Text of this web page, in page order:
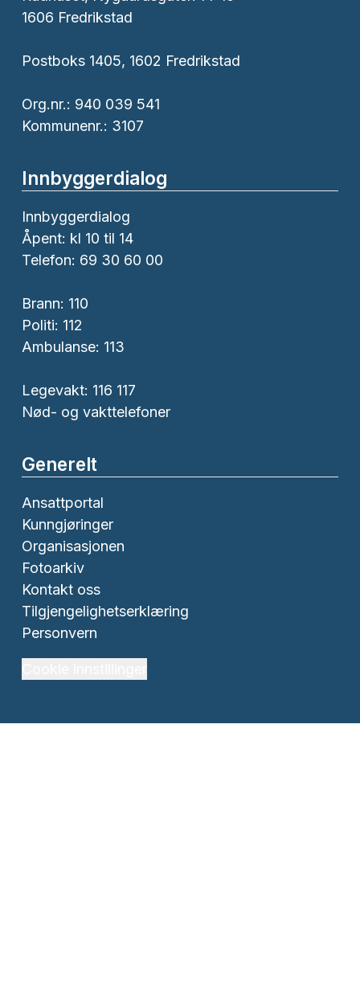
1606 Fredrikstad
Postboks 1405, 1602 Fredrikstad
Org.nr.: 940 039 541
Kommunenr.: 3107
Innbyggerdialog
Innbyggerdialog
Åpent: kl 10 til 14
Telefon: 69 30 60 00
Brann: 110
Politi: 112
Ambulanse: 113
Legevakt: 116 117
Nød- og vakttelefoner
Generelt
Ansattportal
Kunngjøringer
Organisasjonen
Fotoarkiv
Kontakt oss
Tilgjengelighetserklæring
Personvern